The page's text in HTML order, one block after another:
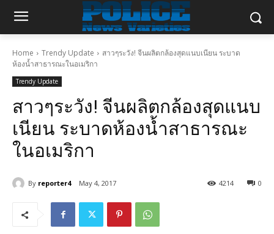
Home Trendy Update
สาวๆระวัง! จีนผลิตกล้องสุดแนบเนียน ระบาด
ห้องน้ำสาธารณะในอเมริกา
Trendy Update
สาวๆระวัง! จีนผลิตกล้องสุดแนบ
เนียน ระบาดห้องน้ำสาธารณะ
ในอเมริกา
By reporter4 May 4, 2017 0
4214